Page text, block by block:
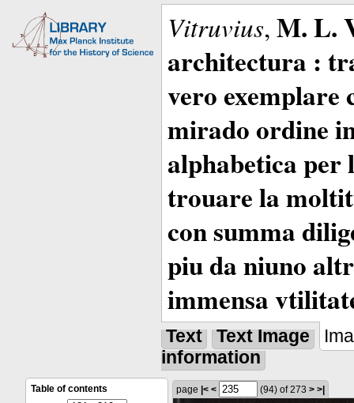
Vitruvius, M. L.
architectura :
vero exemplare
mirado ordine
alphabetica per
trouare la
con summa
piu da niuno
immensa
Text Text Image
information
Table of contents
page |< < (94) of 273 > >|